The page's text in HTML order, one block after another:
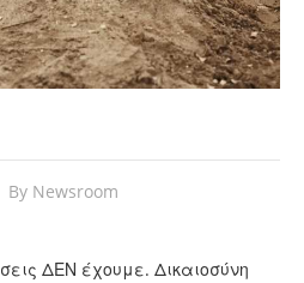
By Newsroom
ΔΕΝ έχουμε. Δικαιοσύνη